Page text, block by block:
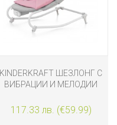
KINDERKRAFT ШЕЗЛОНГ С
ВИБРАЦИИ И МЕЛОДИИ
117.33 лв. (€59.99)